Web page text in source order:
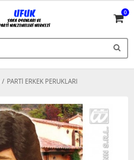
0
PARTİ ERKEK PERUKLARI